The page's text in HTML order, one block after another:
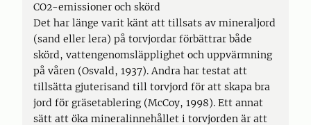
CO2-emissioner och skörd
Det har länge varit känt att tillsats av mineraljord
(sand eller lera) på torvjordar förbättrar både
skörd, vattengenomsläpplighet och uppvärmning
på våren (Osvald, 1937). Andra har testat att
tillsätta gjuterisand till torvjord för att skapa bra
jord för gräsetablering (McCoy, 1998). Ett annat
sätt att öka mineralinnehållet i torvjorden är att